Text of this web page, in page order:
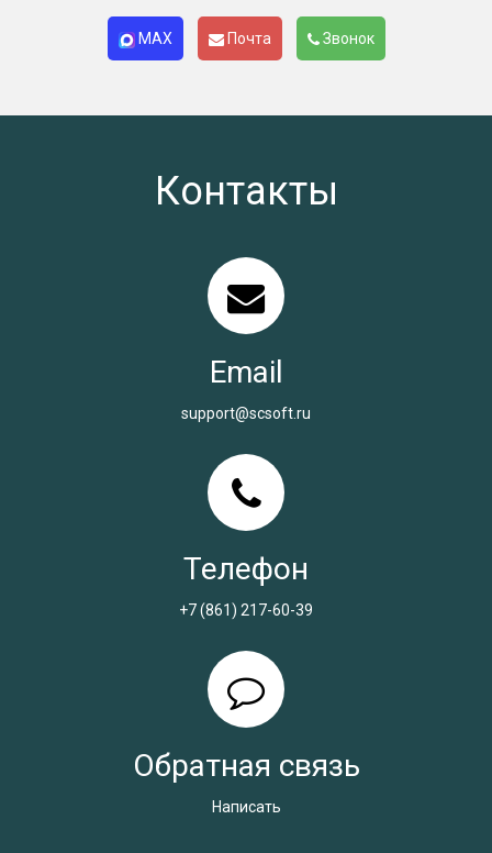
MAX Почта Звонок
Контакты
Email
support@scsoft.ru
Телефон
+7 (861) 217-60-39
Обратная связь
Написать